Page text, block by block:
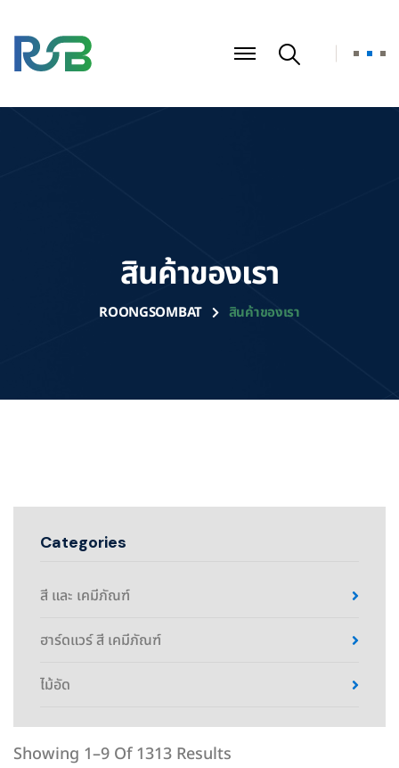
สินค้าของเรา
ROONGSOMBAT สินค้าของเรา
Categories
สี และ เคมีภัณฑ์
ฮาร์ดแวร์ สี เคมีภัณฑ์
ไม้อัด
Showing 1–9 Of 1313 Results